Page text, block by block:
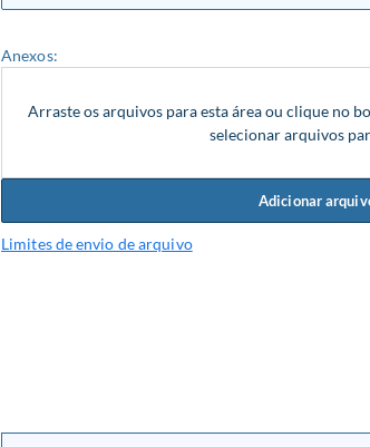
Anexos:
Arraste os arquivos para esta área ou clique no
selecionar arquivos
Adicionar
Limites de envio de arquivo